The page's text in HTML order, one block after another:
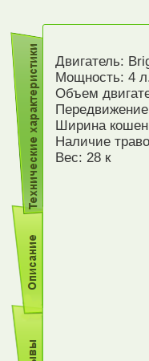
Двигатель:
Мощность: 4
Объем
Ширина
Наличие
Вес: 28 к